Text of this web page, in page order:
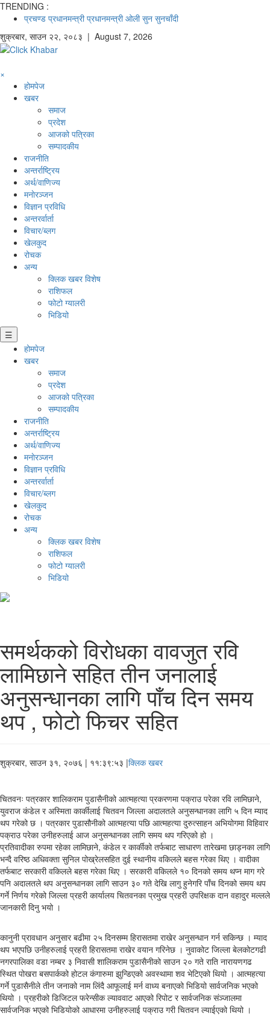
TRENDING :
प्रचण्ड प्रधानमन्त्री प्रधानमन्त्री ओली सुन सुनचाँदी
शुक्रबार, साउन २२, २०८३ | August 7, 2026
×
होमपेज
खबर
समाज
प्रदेश
आजको पत्रिका
सम्पादकीय
राजनीति
अन्तर्राष्ट्रिय
अर्थ/वाणिज्य
मनाेरञ्जन
विज्ञान प्रविधि
अन्तरर्वार्ता
विचार/ब्लग
खेलकुद
रोचक
अन्य
क्लिक खबर विशेष
राशिफल
फोटो ग्यालरी
भिडियो
☰
होमपेज
खबर
समाज
प्रदेश
आजको पत्रिका
सम्पादकीय
राजनीति
अन्तर्राष्ट्रिय
अर्थ/वाणिज्य
मनाेरञ्जन
विज्ञान प्रविधि
अन्तरर्वार्ता
विचार/ब्लग
खेलकुद
रोचक
अन्य
क्लिक खबर विशेष
राशिफल
फोटो ग्यालरी
भिडियो
समर्थकको विरोधका वावजुत रवि
लामिछाने सहित तीन जनालाई
अनुसन्धानका लागि पाँच दिन समय
थप , फोटो फिचर सहित
शुक्रबार, साउन ३१, २०७६ | ११:३९:५३ |क्लिक खबर
चितवनः पत्रकार शालिकराम पुडासैनीको आत्महत्या प्रकरणमा पक्राउ परेका रवि लामिछाने,
युवराज कंडेल र अस्मिता कार्कीलाई चितवन जिल्ला अदालतले अनुसन्धानका लागि ५ दिन म्याद
थप गरेको छ । पत्रकार पुडासौनीको आत्महत्या पछि आत्महत्या दुरुत्साहन अभियोगमा विहिवार
पक्राउ परेका उनीहरुलाई आज अनुसन्धानका लागि समय थप गरिएको हो ।
प्रतिवादीका रुपमा रहेका लामिछाने, कंडेल र कार्कीको तर्फबाट साधारण तारेखमा छाड्नका लागि
भन्दै वरिष्ठ अधिवक्ता सुनिल पोख्रेलसहित दुई स्थानीय वकिलले बहस गरेका थिए । वादीका
तर्फबाट सरकारी वकिलले बहस गरेका थिए । सरकारी वकिलले १० दिनको समय थप्न माग गरे
पनि अदालतले थप अनुसन्धानका लागि साउन ३० गते देखि लागु हुनेगरि पाँच दिनको समय थप
गर्ने निर्णय गरेको जिल्ला प्रहरी कार्यालय चितवनका प्रमुख प्रहरी उपरिक्षक दान वहादुर मल्लले
जानकारी दिनु भयो ।
कानुनी प्रावधान अनुसार बढीमा २५ दिनसम्म हिरासतमा राखेर अनुसन्धान गर्न सकिन्छ । म्याद
थप भएपछि उनीहरुलाई प्रहरी हिरासतमा राखेर वयान गरिनेछ । नुवाकोट जिल्ला बेलकोटगढी
नगरपालिका वडा नम्बर ३ निवासी शालिकराम पुडासैनीको साउन २० गते राति नारायणगढ
स्थित पोखरा बसपार्कको होटल कंगारुमा झुन्डिएको अवस्थामा शव भेटिएको थियो । आत्महत्या
गर्ने पुडासैनीले तीन जनाको नाम लिंदै आफूलाई मर्न वाध्य बनाएको भिडियो सार्वजनिक भएको
थियो । प्रहरीको डिजिटल फरेन्सीक ल्याववाट आएको रिपोट र सार्वजनिक संञ्जालमा
सार्वजनिक भएको भिडियोको आधारमा उनीहरुलाई पक्राउ गरी चितवन ल्याईएको थियो ।